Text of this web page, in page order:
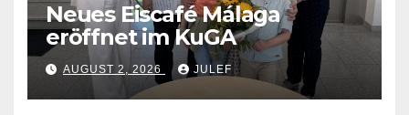
Neues Eiscafé Málaga
eröffnet im KuGA
AUGUST 2, 2026 JULEF